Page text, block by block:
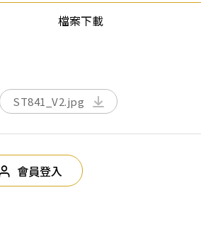
檔案下載
ST841_V2.jpg
會員登入